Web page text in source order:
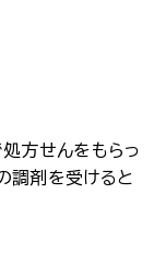
処方せんをもらっ
調剤を受けると